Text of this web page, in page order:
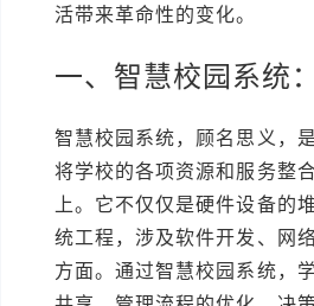
活带来革命性的变化。
一、智慧校园系统
智慧校园系统，顾名思义，
将学校的各项资源和服务整
上。它不仅仅是硬件设备的
统工程，涉及软件开发、网
方面。通过智慧校园系统，